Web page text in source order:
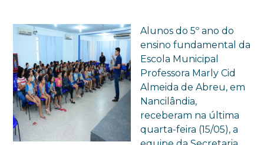
Alunos do 5º ano do
ensino fundamental da
Escola Municipal
Professora Marly Cid
Almeida de Abreu, em
Nancilândia,
receberam na última
quarta-feira (15/05), a